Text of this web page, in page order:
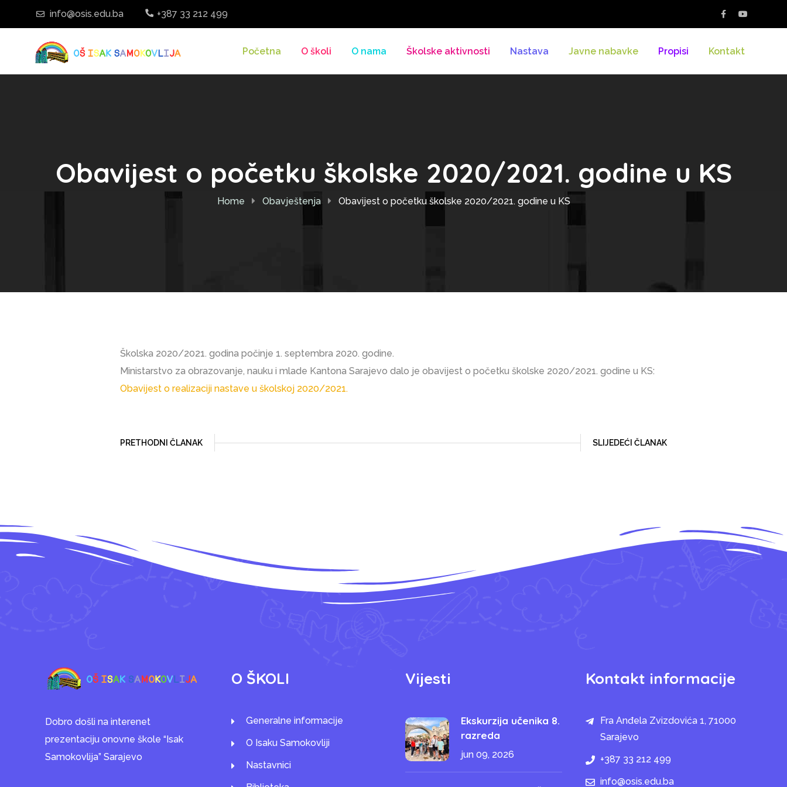
info@osis.edu.ba +387 33 212 499
Početna O školi O nama Školske aktivnosti Nastava Javne nabavke Propisi Kontakt
Obavijest o početku školske 2020/2021. godine u KS
Home Obavještenja Obavijest o početku školske 2020/2021. godine u KS
Školska 2020/2021. godina počinje 1. septembra 2020. godine.
Ministarstvo za obrazovanje, nauku i mlade Kantona Sarajevo dalo je obavijest o početku školske 2020/2021. godine u KS:
Obavijest o realizaciji nastave u školskoj 2020/2021.
PRETHODNI ČLANAK SLIJEDEĆI ČLANAK
Dobro došli na interenet
prezentaciju onovne škole “Isak
Samokovlija” Sarajevo
O ŠKOLI
Generalne informacije
O Isaku Samokovliji
Nastavnici
Vijesti
Ekskurzija učenika 8.
razreda
jun 09, 2026
Kontakt informacije
Fra Anđela Zvizdovića 1, 71000
Sarajevo
+387 33 212 499
info@osis.edu.ba